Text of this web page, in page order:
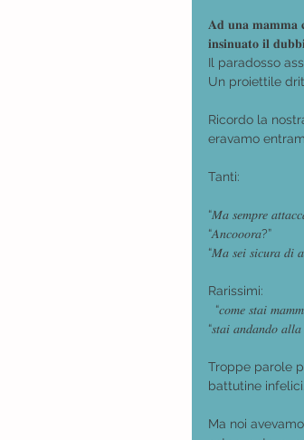
𝐀𝐝 𝐮𝐧𝐚 𝐦𝐚𝐦𝐦𝐚 𝐜𝐡𝐞
𝐢𝐧𝐬𝐢𝐧𝐮𝐚𝐭𝐨 𝐢𝐥
Il paradosso
Un proiettile
Ricordo la
eravamo
Tanti:
“𝑀𝑎 𝑠𝑒𝑚𝑝𝑟𝑒
“𝐴𝑛𝑐𝑜𝑜𝑜𝑟𝑎?”
“𝑀𝑎 𝑠𝑒𝑖 𝑠𝑖𝑐𝑢𝑟𝑎 𝑑𝑖
Rarissimi:
“𝑐𝑜𝑚𝑒 𝑠𝑡𝑎𝑖
“𝑠𝑡𝑎𝑖 𝑎𝑛𝑑𝑎𝑛𝑑𝑜
Troppe parole
battutine infelici.
Ma noi